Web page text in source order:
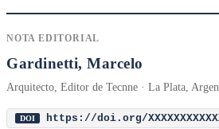
NOTA EDITORIAL
Gardinetti, Marcelo
Arquitecto, Editor de Tecnne · La Plata,
DOI https://doi.org/